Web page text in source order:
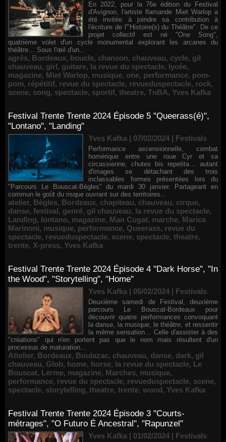
En 2022, pour la 76e édition du Festival
d'Avignon, l'artiste flamande Miet Warlop a
été invitée à joindre sa contribution à
l'écriture de l'"Histoire(s) du Théâtre". De ce
projet collectif est né "One Song",
quatrième volet d'un cycle monumental explorant les arcanes du
théâtre… Sous l'œil d'un...
agrès, Bordeaux, boucle, chanson, chauveau, cycle, gil
chauveau, girl, guitare, la revue du spectacle, lycée,
magazine, Miet Warlop, musique, one, performance, pom-
pom, répétitif, revue du spectacle, revueduspectacle, rock,
scene, song, spectacle, sportif, theatre, TnBA, Yves Kafka
Festival Trente Trente 2024 Épisode 5 "Queerass(é)",
"Lontano", "Landing"
Yves Kafka | 07/02/2024 | Festivals
Performance ascensionnelle, combat
homérique entre une roue Cyr et sa
circassienne, chutes bis repetita… autant
d'images se détachant des trois
inclassables formes présentées lors du
"Parcours Le Bouscat-Bègles" du mardi 30 janvier. Partageant en
commun le goût du risque ouvrant sur des territoires...
atelier, Bègles, Bordeaux, chapiteau, chauveau, cirque,
danse, festival, genré, gil chauveau, la revue du spectacle,
Landing, lontano, magazine, Man Cugat, marche, Marica
Marinoni, musique, performance, Queerass, revue du
spectacle, revueduspectacle, scene, spectacle, theatre,
trente, X-press, Yves Kafka
Festival Trente Trente 2024 Épisode 4 "Dark Horse", "In
the Wood", "Storytelling", "Home"
Yves Kafka | 05/02/2024 | Festivals
Deuxième samedi de Festival, deuxième
parcours Le Bouscat-Bordeaux pour
découvrir quatre performances convoquant
la danse, la musique, le théâtre, et ressentir
la même sensation… Celle d'assister à des
"créations" qui n'en portent pas que le nom mais résultent d'un
processus de maturation...
Attelier, Bordeaux, Boulazac, chauveau, danse, dark, gil
chauveau, Glob, home, horse, la revue du spectacle, Le
Bouscat, Lerme, magazine, Marches, musique,
performance, revue du spectacle, revueduspectacle, scene,
spectacle, storytelling, theatre, trente, wood, Yves Kafka
Festival Trente Trente 2024 Épisode 3 "Courts-
métrages", "O Futuro É Ancestral", "Rapunzel"
Yves Kafka | 01/02/2024 | Festivals